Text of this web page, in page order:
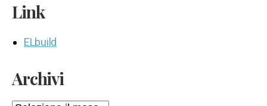
Link
ELbuild
Archivi